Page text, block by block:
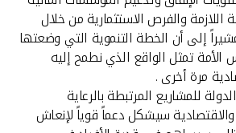
والفرص الاستثمارية من خلال
إلى أن الخطة التنموية التي وضعتها
الأمة تمثل الواقع الذي نطمح إليه
مرة أخرى .
للمشاريع المرتبطة بالرعاية
والاقتصادية سيشكل دعماً قوياً لإنعاش